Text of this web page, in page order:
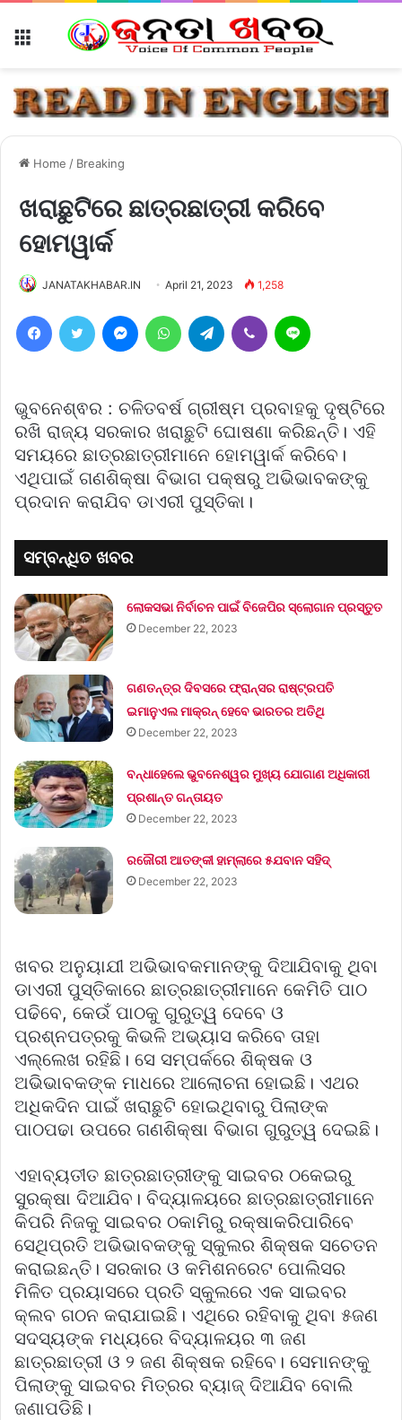
Home / Breaking
ଖରାଛୁଟିରେ ଛାତ୍ରଛାତ୍ରୀ କରିବେ
ହୋମୱାର୍କ
JANATAKHABAR.IN April 21, 2023 1,258
FacebookTwitter MessengerWhatsAppTelegram Viber
ଭୁବନେଶ୍ଵର : ଚଳିତବର୍ଷ ଗ୍ରୀଷ୍ମ ପ୍ରବାହକୁ ଦୃଷ୍ଟିରେ
ରଖି ରାଜ୍ୟ ସରକାର ଖରାଛୁଟି ଘୋଷଣା କରିଛନ୍ତି। ଏହି
ସମୟରେ ଛାତ୍ରଛାତ୍ରୀମାନେ ହୋମୱାର୍କ କରିବେ।
ଏଥିପାଇଁ ଗଣଶିକ୍ଷା ବିଭାଗ ପକ୍ଷରୁ ଅଭିଭାବକଙ୍କୁ
ପ୍ରଦାନ କରାଯିବ ଡାଏରୀ ପୁସ୍ତିକା।
ସମ୍ବନ୍ଧିତ ଖବର
ଲୋକସଭା ନିର୍ବାଚନ ପାଇଁ ବିଜେପିର ସ୍ଲୋଗାନ ପ୍ରସ୍ତୁତ
December 22, 2023
ଗଣତନ୍ତ୍ର ଦିବସରେ ଫ୍ରାନ୍ସର ରାଷ୍ଟ୍ରପତି
ଇମାନୁଏଲ ମାକ୍ରନ୍‌ ହେବେ ଭାରତର ଅତିଥି
December 22, 2023
ବନ୍ଧାହେଲେ ଭୁବନେଶ୍ୱର ମୁଖ୍ୟ ଯୋଗାଣ ଅଧିକାରୀ
ପ୍ରଶାନ୍ତ ଗନ୍ତାୟତ
December 22, 2023
ରଜୌରୀ ଆତଙ୍କୀ ହାମ୍‌ଲାରେ ୫ଯବାନ ସହିଦ୍
December 22, 2023
ଖବର ଅନୁୟାଯୀ ଅଭିଭାବକମାନଙ୍କୁ ଦିଆଯିବାକୁ ଥିବା
ଡାଏରୀ ପୁସ୍ତିକାରେ ଛାତ୍ରଛାତ୍ରୀମାନେ କେମିତି ପାଠ
ପଢିବେ, କେଉଁ ପାଠକୁ ଗୁରୁତ୍ୱ ଦେବେ ଓ
ପ୍ରଶ୍ନପତ୍ରକୁ କିଭଳି ଅଭ୍ୟାସ କରିବେ ତାହା
ଏଲ୍ଲେଖ ରହିଛି। ସେ ସମ୍ପର୍କରେ ଶିକ୍ଷକ ଓ
ଅଭିଭାବକଙ୍କ ମାଧରେ ଆଲୋଚନା ହୋଇଛି। ଏଥର
ଅଧିକଦିନ ପାଇଁ ଖରାଛୁଟି ହୋଇଥିବାରୁ ପିଲାଙ୍କ
ପାଠପଢା ଉପରେ ଗଣଶିକ୍ଷା ବିଭାଗ ଗୁରୁତ୍ୱ ଦେଇଛି।
ଏହାବ୍ୟତୀତ ଛାତ୍ରଛାତ୍ରୀଙ୍କୁ ସାଇବର ଠକେଇରୁ
ସୁରକ୍ଷା ଦିଆଯିବ। ବିଦ୍ୟାଳୟରେ ଛାତ୍ରଛାତ୍ରୀମାନେ
କିପରି ନିଜକୁ ସାଇବର ଠକାମିରୁ ରକ୍ଷାକରିପାରିବେ
ସେଥିପ୍ରତି ଅଭିଭାବକଙ୍କୁ ସ୍କୁଲର ଶିକ୍ଷକ ସଚେତନ
କରାଇଛନ୍ତି। ସରକାର ଓ କମିଶନରେଟ ପୋଲିସର
ମିଳିତ ପ୍ରୟାସରେ ପ୍ରତି ସ୍କୁଲରେ ଏକ ସାଇବର
କ୍ଲବ ଗଠନ କରାଯାଇଛି। ଏଥିରେ ରହିବାକୁ ଥିବା ୫ଜଣ
ସଦସ୍ୟଙ୍କ ମଧ୍ୟରେ ବିଦ୍ୟାଳୟର ୩ ଜଣ
ଛାତ୍ରଛାତ୍ରୀ ଓ ୨ ଜଣ ଶିକ୍ଷକ ରହିବେ। ସେମାନଙ୍କୁ
ପିଲାଙ୍କୁ ସାଇବର ମିତ୍ରର ବ୍ୟାଜ୍ ଦିଆଯିବ ବୋଲି
ଜଣାପଡିଛି।